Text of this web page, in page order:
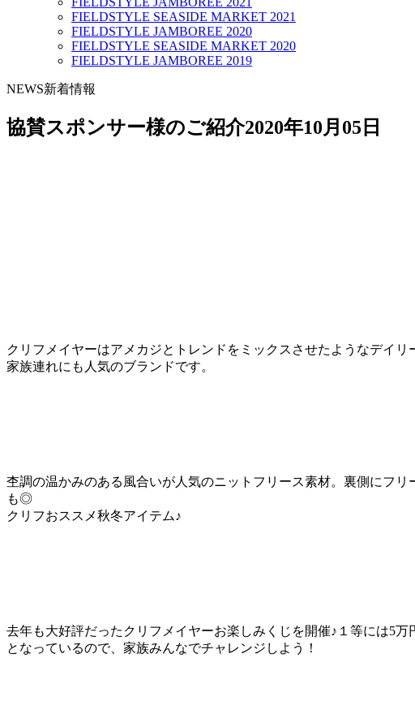
FIELDSTYLE SEASIDE MARKET 2021
FIELDSTYLE JAMBOREE 2020
FIELDSTYLE SEASIDE MARKET 2020
FIELDSTYLE JAMBOREE 2019
NEWS新着情報
協賛スポンサー様のご紹介2020年10月05日
クリフメイヤーはアメカジとトレンドをミックスさせたようなデイ
家族連れにも人気のブランドです。
杢調の温かみのある風合いが人気のニットフリース素材。裏側にフ
も◎
クリフおススメ秋冬アイテム♪
去年も大好評だったクリフメイヤーお楽しみくじを開催♪１等には5
となっているので、家族みんなでチャレンジしよう！